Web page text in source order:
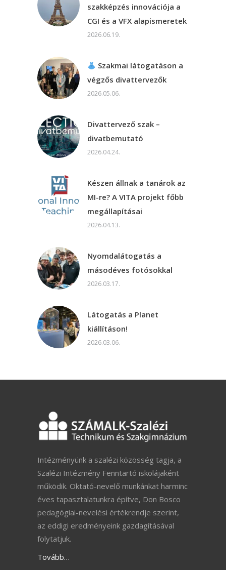
szakképzés innovációja a
CGI és a VFX alapismeretek
2026.06.19.
Szakmai látogatáson a
végzős divattervezők
2026.05.06.
Divattervező szak –
divatbemutató
2026.04.24.
Készen állnak a tanárok az
MI-re? A VITA projekt főbb
megállapításai
2026.04.13.
Nyomdalátogatás a
másodéves fotósokkal
2026.03.17.
Látogatás a Planet
kiállításon!
2026.03.06.
Intézményünk a szalézi közösség tagja, a
Szalézi Intézmény Fenntartó iskolájaként
működik. Oktató-nevelő munkánkat harminc
éves tapasztalatunkra építve, Don Bosco
pedagógiai-nevelési értékrendje szerint,
az eddigi eredményeink gazdagításával
folytatjuk.
Tovább…